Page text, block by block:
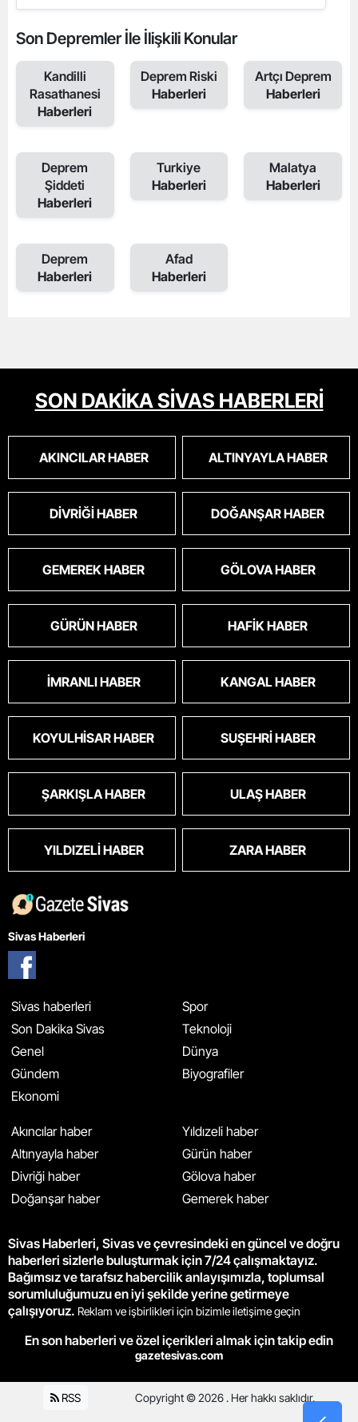
Son Depremler İle İlişkili Konular
Kandilli
Rasathanesi
Haberleri
Deprem Riski
Haberleri
Artçı Deprem
Haberleri
Deprem
Şiddeti
Haberleri
Turkiye
Haberleri
Malatya
Haberleri
Deprem
Haberleri
Afad
Haberleri
SON DAKİKA SİVAS HABERLERİ
AKINCILAR HABER ALTINYAYLA HABER
DIVRIĞI HABER DOĞANŞAR HABER
GEMEREK HABER GÖLOVA HABER
GÜRÜN HABER HAFIK HABER
İMRANLI HABER KANGAL HABER
KOYULHISAR HABER SUŞEHRI HABER
ŞARKIŞLA HABER ULAŞ HABER
YILDIZELI HABER ZARA HABER
Sivas Haberleri
Sivas haberleri
Son Dakika Sivas
Genel
Gündem
Ekonomi
Spor
Teknoloji
Dünya
Biyografiler
Akıncılar haber
Altınyayla haber
Divriği haber
Doğanşar haber
Yıldızeli haber
Gürün haber
Gölova haber
Gemerek haber
Sivas Haberleri, Sivas ve çevresindeki en güncel ve doğru
haberleri sizlerle buluşturmak için 7/24 çalışmaktayız.
Bağımsız ve tarafsız habercilik anlayışımızla, toplumsal
sorumluluğumuzu en iyi şekilde yerine getirmeye
çalışıyoruz. Reklam ve işbirlikleri için bizimle iletişime geçin
En son haberleri ve özel içerikleri almak için takip edin
gazetesivas.com
RSS Copyright © 2026 . Her hakkı saklıdır.